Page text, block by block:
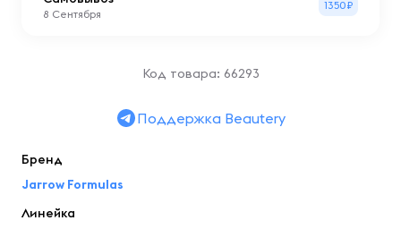
8 Сентября
1350₽
Код товара: 66293
Поддержка Beautery
Бренд
Jarrow Formulas
Линейка